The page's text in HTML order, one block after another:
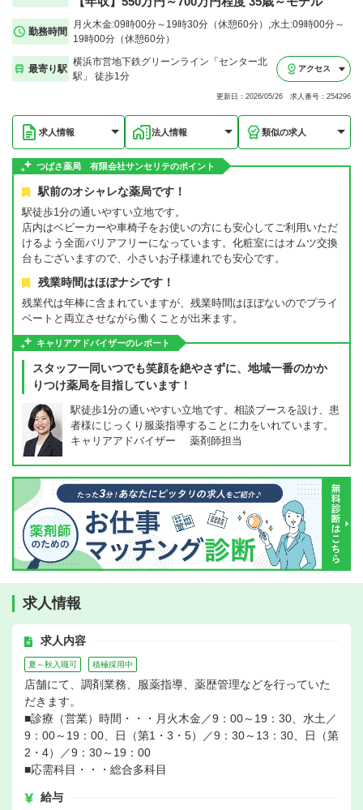
勤務時間
月火木金:09時00分～19時30分（休憩60分）,水土:09時00分～
19時00分（休憩60分）
最寄り駅
横浜市営地下鉄グリーンライン「センター北
駅」 徒歩1分
アクセス
更新日：2026/05/26 求人番号：254296
求人情報 法人情報 類似の求人
つばさ薬局 有限会社サンセリテのポイント
駅前のオシャレな薬局です！
駅徒歩1分の通いやすい立地です。
店内はベビーカーや車椅子をお使いの方にも安心してご利用いただ
けるよう全面バリアフリーになっています。化粧室にはオムツ交換
台もございますので、小さいお子様連れでも安心です。
残業時間はほぼナシです！
残業代は年棒に含まれていますが、残業時間はほぼないのでプライ
ベートと両立させながら働くことが出来ます。
キャリアアドバイザーのレポート
スタッフ一同いつでも笑顔を絶やさずに、地域一番のかか
りつけ薬局を目指しています！
駅徒歩1分の通いやすい立地です。相談ブースを設け、患
者様にじっくり服薬指導することに力をいれています。
キャリアアドバイザー 薬剤師担当
求人情報
求人内容
夏～秋入職可 積極採用中
店舗にて、調剤業務、服薬指導、薬歴管理などを行っていた
だきます。
■診療（営業）時間・・・月火木金／9：00～19：30、水土／
9：00～19：00、日（第1・3・5）／9：30～13：30、日（第
2・4）／9：30～19：00
■応需科目・・・総合多科目
給与